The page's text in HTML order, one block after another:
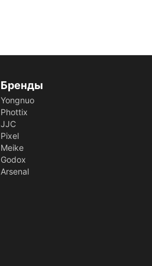
Бренды
Yongnuo
Phottix
JJC
Pixel
Meike
Godox
Arsenal